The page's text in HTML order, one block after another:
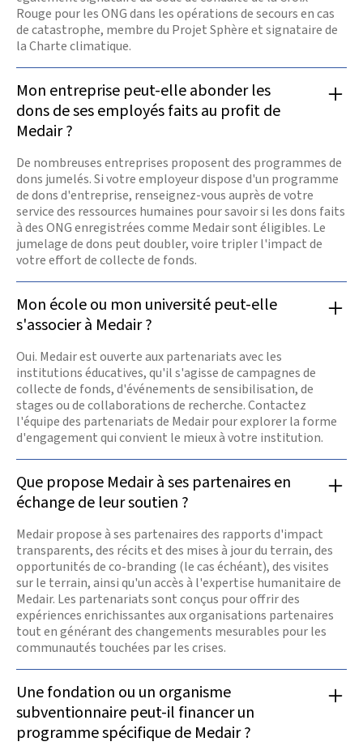
Rouge pour les ONG dans les opérations de secours en cas
de catastrophe, membre du Projet Sphère et signataire de
la Charte climatique.
Mon entreprise peut-elle abonder les
dons de ses employés faits au profit de
Medair ?
De nombreuses entreprises proposent des programmes de
dons jumelés. Si votre employeur dispose d'un programme
de dons d'entreprise, renseignez-vous auprès de votre
service des ressources humaines pour savoir si les dons faits
à des ONG enregistrées comme Medair sont éligibles. Le
jumelage de dons peut doubler, voire tripler l'impact de
votre effort de collecte de fonds.
Mon école ou mon université peut-elle
s'associer à Medair ?
Oui. Medair est ouverte aux partenariats avec les
institutions éducatives, qu'il s'agisse de campagnes de
collecte de fonds, d'événements de sensibilisation, de
stages ou de collaborations de recherche. Contactez
l'équipe des partenariats de Medair pour explorer la forme
d'engagement qui convient le mieux à votre institution.
Que propose Medair à ses partenaires en
échange de leur soutien ?
Medair propose à ses partenaires des rapports d'impact
transparents, des récits et des mises à jour du terrain, des
opportunités de co-branding (le cas échéant), des visites
sur le terrain, ainsi qu'un accès à l'expertise humanitaire de
Medair. Les partenariats sont conçus pour offrir des
expériences enrichissantes aux organisations partenaires
tout en générant des changements mesurables pour les
communautés touchées par les crises.
Une fondation ou un organisme
subventionnaire peut-il financer un
programme spécifique de Medair ?